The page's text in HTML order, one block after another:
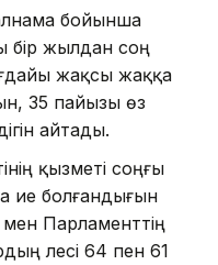
бойынша
бір жылдан соң
жақсы жаққа
35 пайызы өз
айтады.
қызметі соңғы
ие болғандығын
Парламенттің
үлесі 64 пен 61